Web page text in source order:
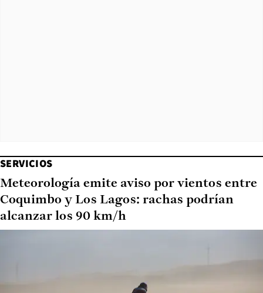
SERVICIOS
Meteorología emite aviso por vientos entre
Coquimbo y Los Lagos: rachas podrían
alcanzar los 90 km/h